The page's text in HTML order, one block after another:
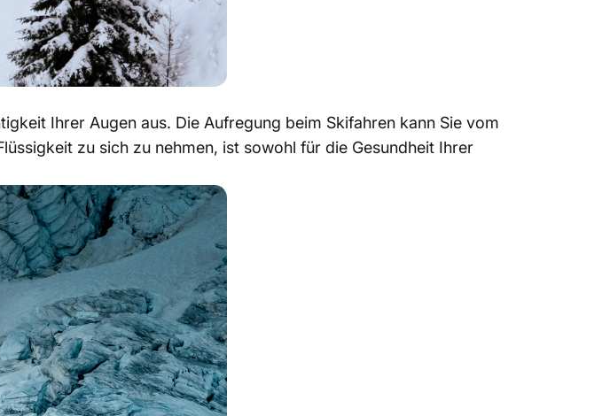
Ihrer Augen aus. Die Aufregung beim Skifahren kann Sie vom
zu sich zu nehmen, ist sowohl für die Gesundheit Ihrer